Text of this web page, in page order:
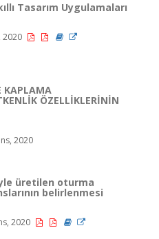
Tasarım Uygulamaları
2020
KAPLAMA
ÖZELLİKLERİNİN
2020
üretilen oturma
belirlenmesi
2020